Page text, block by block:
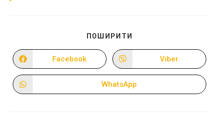
ПОШИРИТИ
ВМІСТОМ
Відкрити
в
новому
Facebook
Відкрити
в
новому
Viber
Відкрити
в
WhatsApp